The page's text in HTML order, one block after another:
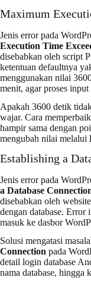
Maximum
Jenis error pada
Execution Time
disebabkan oleh script
ketentuan defaultnya
menggunakan nilai
menit, agar proses
Apakah 3600 detik
wajar. Cara
hampir sama dengan
mengubah nilai melalui
Establishing a
Jenis error pada
a Database
disebabkan oleh
dengan database. Error
masuk ke dasbor
Solusi mengatasi
Connection pada
detail login database
nama database, hingga